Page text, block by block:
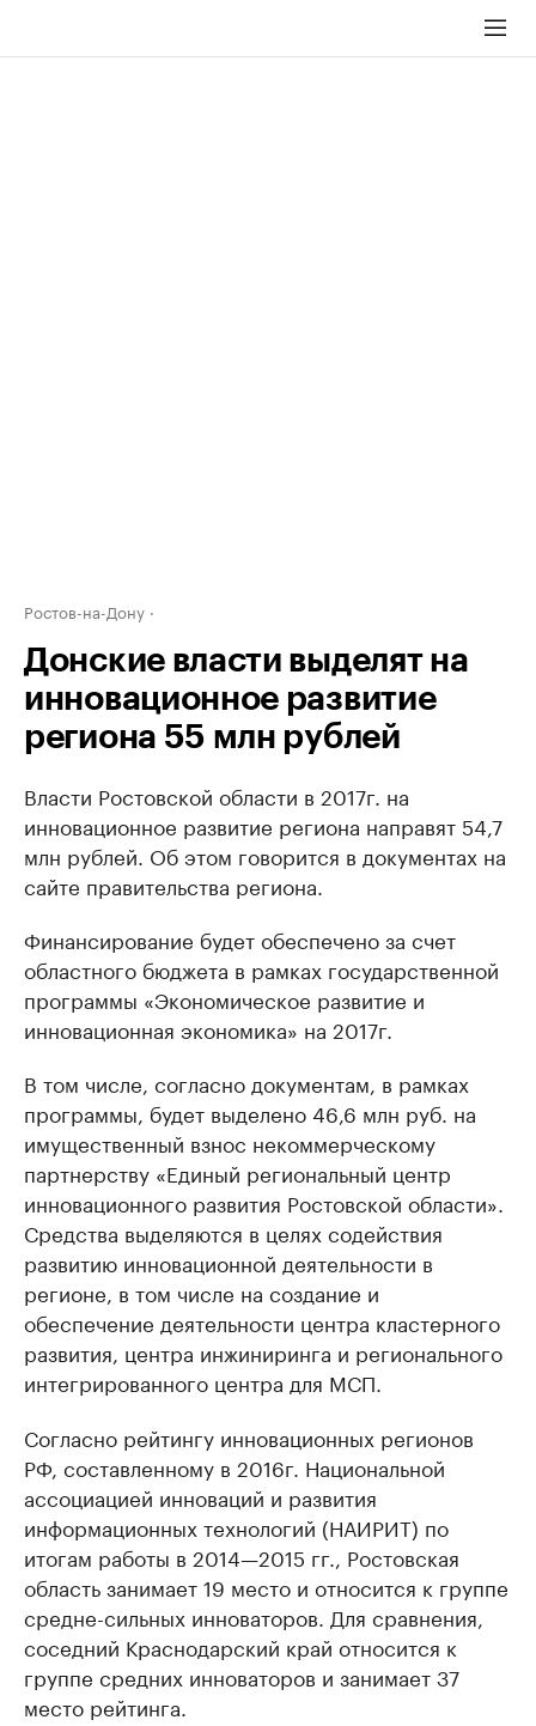
Ростов-на-Дону
Донские власти выделят на
инновационное развитие
региона 55 млн рублей
Власти Ростовской области в 2017г. на
инновационное развитие региона направят 54,7
млн рублей. Об этом говорится в документах на
сайте правительства региона.
Финансирование будет обеспечено за счет
областного бюджета в рамках государственной
программы «Экономическое развитие и
инновационная экономика» на 2017г.
В том числе, согласно документам, в рамках
программы, будет выделено 46,6 млн руб. на
имущественный взнос некоммерческому
партнерству «Единый региональный центр
инновационного развития Ростовской области».
Средства выделяются в целях содействия
развитию инновационной деятельности в
регионе, в том числе на создание и
обеспечение деятельности центра кластерного
развития, центра инжиниринга и регионального
интегрированного центра для МСП.
Согласно рейтингу инновационных регионов
РФ, составленному в 2016г. Национальной
ассоциацией инноваций и развития
информационных технологий (НАИРИТ) по
итогам работы в 2014—2015 гг., Ростовская
область занимает 19 место и относится к группе
средне-сильных инноваторов. Для сравнения,
соседний Краснодарский край относится к
группе средних инноваторов и занимает 37
место рейтинга.